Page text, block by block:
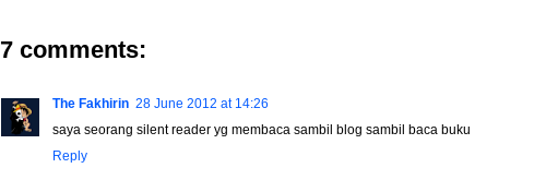
7 comments:
The Fakhirin 28 June 2012 at 14:26
saya seorang silent reader yg membaca sambil blog sambil baca buku
Reply